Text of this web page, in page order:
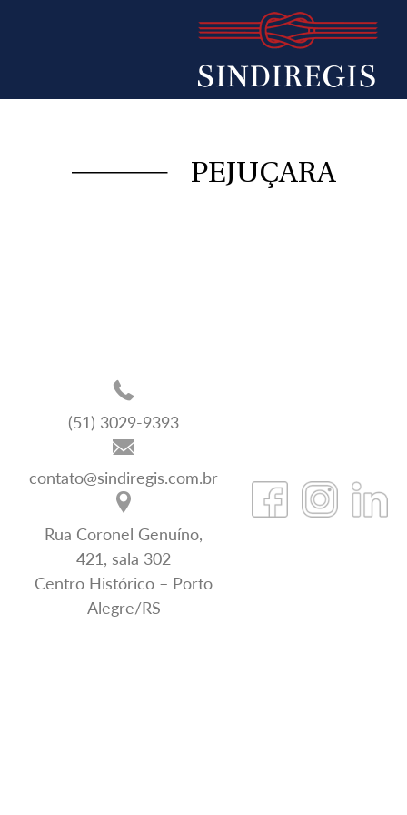
PEJUÇARA
(51) 3029-9393
contato@sindiregis.com.br
Rua Coronel Genuíno,
421, sala 302
Centro Histórico – Porto
Alegre/RS